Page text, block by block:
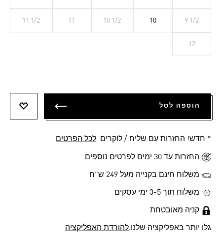
9 1/2
10
10 1/2
11
11 1/2
12
הוספה לסל
* חדש! החזרות עם שליח / לוקרים לכל הפרטים
החזרות עד 30 ימים לפרטים נוספים
משלוח חינם בקנייה מעל 249 ש"ח
משלוח תוך 3-5 ימי עסקים
קניה מאובטחת
גלו יותר באפליקציה שלנו.להורדת האפליקציה